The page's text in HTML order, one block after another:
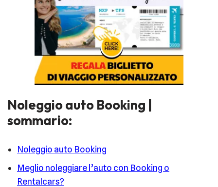
Noleggio auto Booking |
sommario:
Noleggio auto Booking
Meglio noleggiare l’auto con Booking o
Rentalcars?